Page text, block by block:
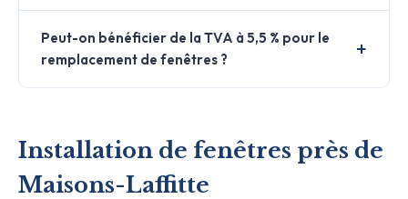
Peut-on bénéficier de la TVA à 5,5 % pour le
remplacement de fenêtres ?
Installation de fenêtres près de
Maisons-Laffitte